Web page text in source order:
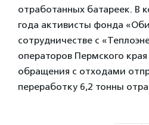
отработанных батареек. В
года активисты фонда
сотрудничестве с
операторов Пермского
обращения с отходами
переработку 6,2 тонны